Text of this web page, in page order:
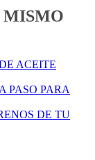
MISMO
ACEITE
PASO PARA
DE TU